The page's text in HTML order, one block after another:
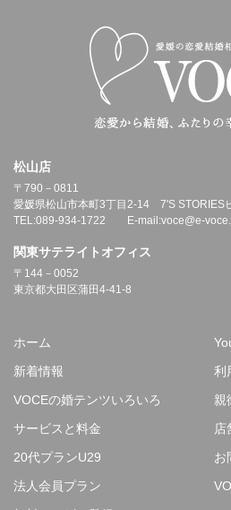
松山店
〒790－0811
愛媛県松山市本町3丁目2-14 7'S
TEL:089-934-1722 E-mail:voce@e-
関東サテライトオフィス
〒144－0052
東京都大田区蒲田4-41-8
ホーム
新着情報
VOCEの婚テンツいろいろ
サービスと料金
20代プランU29
法人会員プラン
利
親
店
お